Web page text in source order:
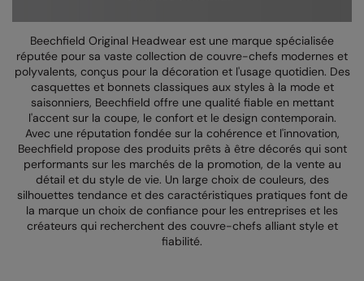
Consommables
AWDis Academy
AWDis Ecologie
AWDis Just Cool
AWDis Just Hoods
AWDis Just Polo's
AWDis So Denim
AWDis Just T's
AWDis Just Hoods
B&C Collection
Babybugz
Bagbase
Beechfield
Build Your Brand
Craghoppers
The Print Exchange
Papiers Transfert
Beechfield Original Headwear est une marque spécialisée
réputée pour sa vaste collection de couvre-chefs modernes et
polyvalents, conçus pour la décoration et l'usage quotidien. Des
casquettes et bonnets classiques aux styles à la mode et
saisonniers, Beechfield offre une qualité fiable en mettant
l'accent sur la coupe, le confort et le design contemporain.
Avec une réputation fondée sur la cohérence et l'innovation,
Beechfield propose des produits prêts à être décorés qui sont
performants sur les marchés de la promotion, de la vente au
détail et du style de vie. Un large choix de couleurs, des
silhouettes tendance et des caractéristiques pratiques font de
la marque un choix de confiance pour les entreprises et les
créateurs qui recherchent des couvre-chefs alliant style et
fiabilité.